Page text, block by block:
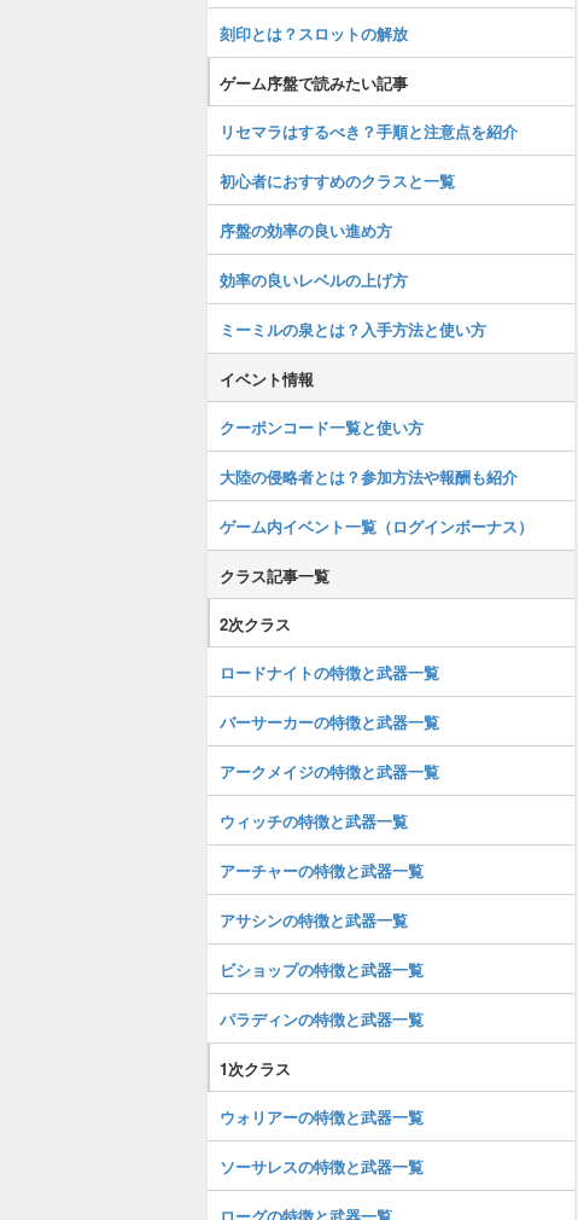
刻印とは？スロットの解放
ゲーム序盤で読みたい記事
リセマラはするべき？手順と注意点を紹介
初心者におすすめのクラスと一覧
序盤の効率の良い進め方
効率の良いレベルの上げ方
ミーミルの泉とは？入手方法と使い方
イベント情報
クーポンコード一覧と使い方
大陸の侵略者とは？参加方法や報酬も紹介
ゲーム内イベント一覧（ログインボーナス）
クラス記事一覧
2次クラス
ロードナイトの特徴と武器一覧
バーサーカーの特徴と武器一覧
アークメイジの特徴と武器一覧
ウィッチの特徴と武器一覧
アーチャーの特徴と武器一覧
アサシンの特徴と武器一覧
ビショップの特徴と武器一覧
パラディンの特徴と武器一覧
1次クラス
ウォリアーの特徴と武器一覧
ソーサレスの特徴と武器一覧